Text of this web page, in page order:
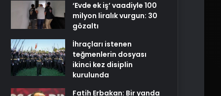
‘Evde ek iş’ vaadiyle 100
milyon liralık vurgun: 30
gözaltı
İhraçları istenen
teğmenlerin dosyası
ikinci kez disiplin
kurulunda
Fatih Erbakan: Bir yanda